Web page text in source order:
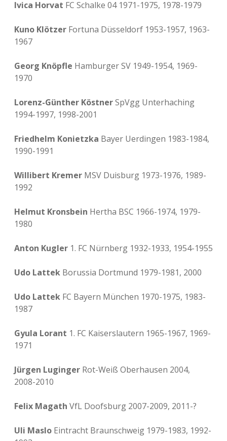
Ivica Horvat FC Schalke 04 1971-1975, 1978-1979
Kuno Klötzer Fortuna Düsseldorf 1953-1957, 1963-
1967
Georg Knöpfle Hamburger SV 1949-1954, 1969-
1970
Lorenz-Günther KöstnerSpVgg Unterhaching
1994-1997, 1998-2001
Friedhelm Konietzka Bayer Uerdingen 1983-1984,
1990-1991
Willibert Kremer MSV Duisburg 1973-1976, 1989-
1992
Helmut Kronsbein Hertha BSC 1966-1974, 1979-
1980
Anton Kugler 1. FC Nürnberg 1932-1933, 1954-1955
Udo Lattek Borussia Dortmund 1979-1981, 2000
Udo Lattek FC Bayern München 1970-1975, 1983-
1987
Gyula Lorant 1. FC Kaiserslautern 1965-1967, 1969-
1971
Jürgen Luginger Rot-Weiß Oberhausen 2004,
2008-2010
Felix Magath VfL Doofsburg 2007-2009, 2011-?
Uli Maslo Eintracht Braunschweig 1979-1983, 1992-